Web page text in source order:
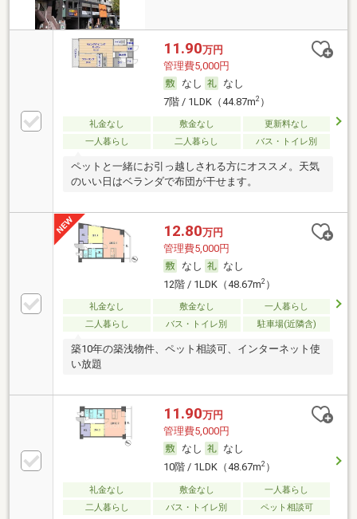
11.90万円
管理費5,000円
なし
なし
7階 / 1LDK（44.87m2）
礼金なし 敷金なし
更新料なし
一人暮らし
二人暮らし バス・トイレ別
ペットと一緒にお引っ越しされる方にオススメ。天気
のいい日はベランダで布団が干せます。
12.80万円
管理費5,000円
なし
なし
12階 / 1LDK（48.67m2）
礼金なし 敷金なし
一人暮らし
二人暮らし
バス・トイレ別 駐車場(近隣含)
築10年の築浅物件、ペット相談可、インターネット使
い放題
11.90万円
管理費5,000円
なし
なし
10階 / 1LDK（48.67m2）
礼金なし 敷金なし
一人暮らし
二人暮らし
バス・トイレ別 ペット相談可